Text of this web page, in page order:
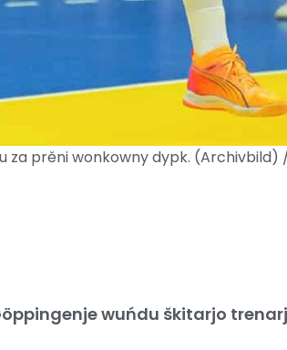
za prěni wonkowny dypk.
wuńdu škitarjo